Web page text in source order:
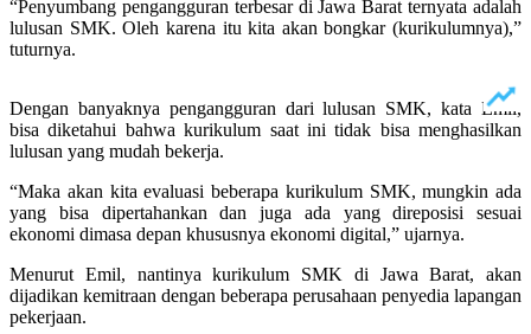
“Penyumbang pengangguran terbesar di Jawa Barat ternyata adalah
lulusan SMK. Oleh karena itu kita akan bongkar (kurikulumnya),”
tuturnya.
Dengan banyaknya pengangguran dari lulusan SMK, kata Emil,
bisa diketahui bahwa kurikulum saat ini tidak bisa menghasilkan
lulusan yang mudah bekerja.
“Maka akan kita evaluasi beberapa kurikulum SMK, mungkin ada
yang bisa dipertahankan dan juga ada yang direposisi sesuai
ekonomi dimasa depan khususnya ekonomi digital,” ujarnya.
Menurut Emil, nantinya kurikulum SMK di Jawa Barat, akan
dijadikan kemitraan dengan beberapa perusahaan penyedia lapangan
pekerjaan.